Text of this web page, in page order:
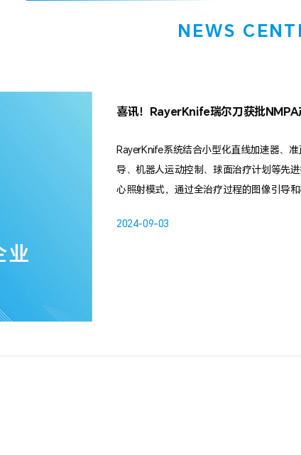
NEWS
喜讯！RayerKnife瑞尔刀获批NMPA
RayerKnife系统结合小型化直线加速器、
导、机器人运动控制、球面治疗计划等先
心照射模式，通过全治疗过程的图像引导
2024-09-03